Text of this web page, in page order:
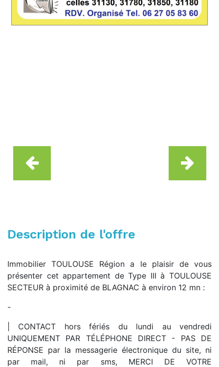
Description de l'offre
Immobilier TOULOUSE Région a le plaisir de vous
présenter cet appartement de Type III à TOULOUSE
SECTEUR à proximité de BLAGNAC à environ 12 mn :
-
| CONTACT hors fériés du lundi au vendredi
UNIQUEMENT PAR TÉLÉPHONE DIRECT - PAS DE
RÉPONSE par la messagerie électronique du site, ni
par mail, ni par sms, MERCI DE VOTRE